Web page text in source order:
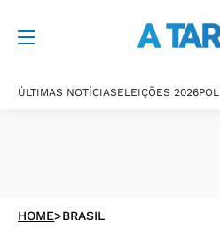
ÚLTIMAS NOTÍCIASELEIÇÕES 2026
HOME>BRASIL